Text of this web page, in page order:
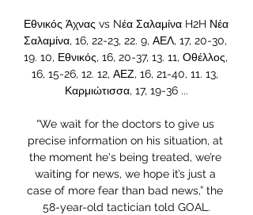
Εθνικός Άχνας vs Nέα Σαλαμίνα H2H Νέα
Σαλαμίνα, 16, 22-23, 22. 9, ΑΕΛ, 17, 20-30,
19. 10, Εθνικός, 16, 20-37, 13. 11, Οθέλλος,
16, 15-26, 12. 12, ΑΕΖ, 16, 21-40, 11. 13,
Καρμιώτισσα, 17, 19-36 ...
“We wait for the doctors to give us
precise information on his situation, at
the moment he's being treated, we’re
waiting for news, we hope it’s just a
case of more fear than bad news,” the
58-year-old tactician told GOAL.